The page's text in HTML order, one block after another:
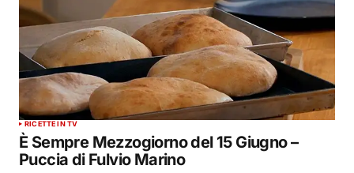
RICETTE IN TV
È Sempre Mezzogiorno del 15 Giugno –
Puccia di Fulvio Marino